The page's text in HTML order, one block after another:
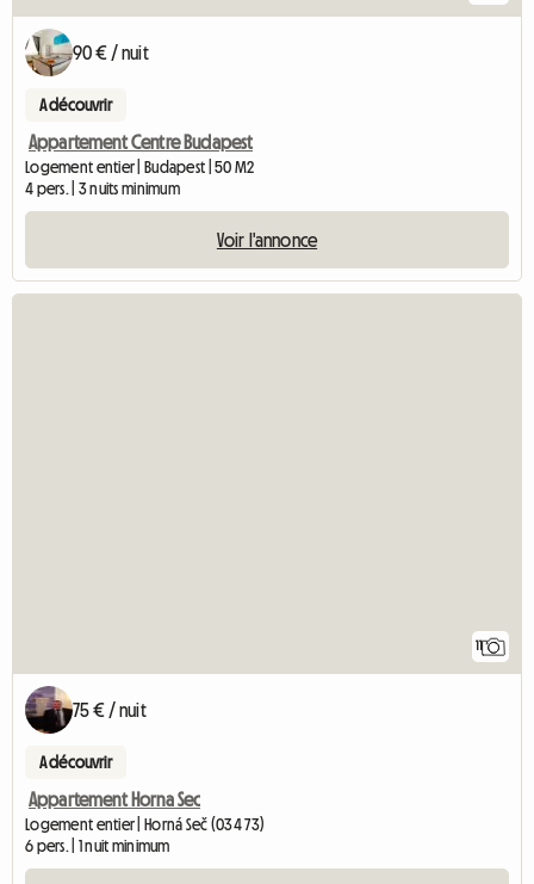
90 € / nuit
A découvrir
Appartement Centre Budapest
Logement entier | Budapest | 50 M2
4 pers. | 3 nuits minimum
Voir l'annonce
11
75 € / nuit
A découvrir
Appartement Horna Sec
Logement entier | Horná Seč (034 73)
6 pers. | 1 nuit minimum